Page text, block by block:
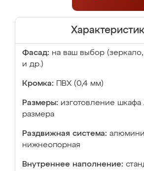
Фасад: на ваш выбор
и др.)
Кромка: ПВХ (0,4 мм)
Размеры: изготовление
размера
Раздвижная система:
нижнеопорная
Внутреннее наполнение: